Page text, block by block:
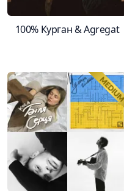
100% Курган & Agregat